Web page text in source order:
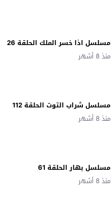
مسلسل اذا خسر الملك الحلقة 26
منذ 8 أشهر
مسلسل شراب التوت الحلقة 112
منذ 8 أشهر
مسلسل بهار الحلقة 61
منذ 8 أشهر